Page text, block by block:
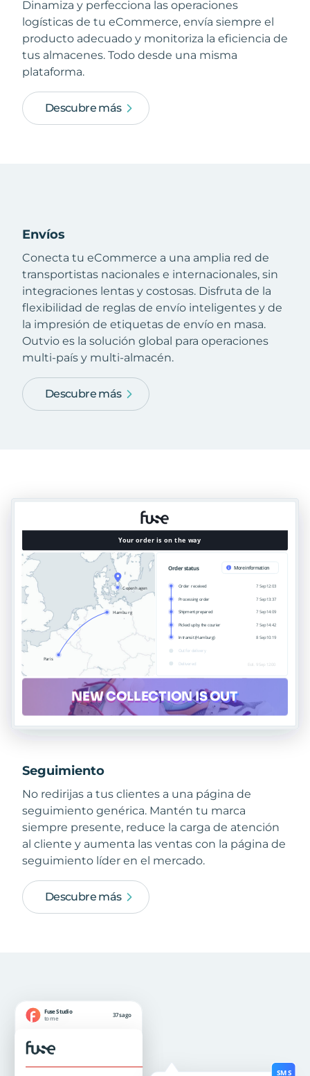
Dinamiza y perfecciona las operaciones
logísticas de tu eCommerce, envía siempre el
producto adecuado y monitoriza la eficiencia de
tus almacenes. Todo desde una misma
plataforma.
Descubre más
Envíos
Conecta tu eCommerce a una amplia red de
transportistas nacionales e internacionales, sin
integraciones lentas y costosas. Disfruta de la
flexibilidad de reglas de envío inteligentes y de
la impresión de etiquetas de envío en masa.
Outvio es la solución global para operaciones
multi-país y multi-almacén.
Descubre más
Seguimiento
No redirijas a tus clientes a una página de
seguimiento genérica. Mantén tu marca
siempre presente, reduce la carga de atención
al cliente y aumenta las ventas con la página de
seguimiento líder en el mercado.
Descubre más